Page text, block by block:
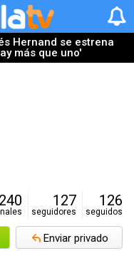
Hernand se estrena
más que uno'
240 127
seguidores
126
seguidos
Enviar privado